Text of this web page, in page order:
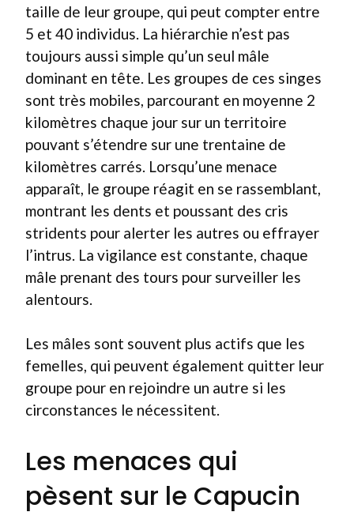
taille de leur groupe, qui peut compter entre
5 et 40 individus. La hiérarchie n’est pas
toujours aussi simple qu’un seul mâle
dominant en tête. Les groupes de ces singes
sont très mobiles, parcourant en moyenne 2
kilomètres chaque jour sur un territoire
pouvant s’étendre sur une trentaine de
kilomètres carrés. Lorsqu’une menace
apparaît, le groupe réagit en se rassemblant,
montrant les dents et poussant des cris
stridents pour alerter les autres ou effrayer
l’intrus. La vigilance est constante, chaque
mâle prenant des tours pour surveiller les
alentours.
Les mâles sont souvent plus actifs que les
femelles, qui peuvent également quitter leur
groupe pour en rejoindre un autre si les
circonstances le nécessitent.
Les menaces qui
pèsent sur le Capucin